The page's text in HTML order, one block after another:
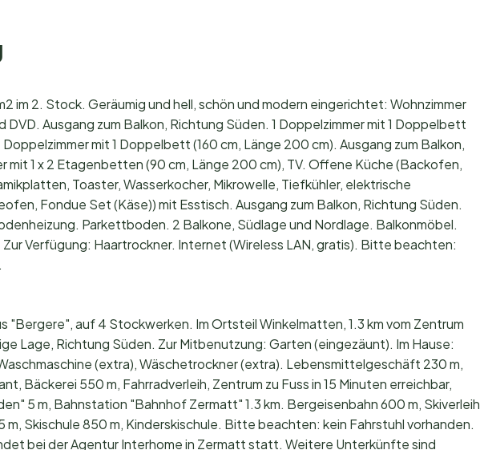
im 2. Stock. Geräumig und hell, schön und modern eingerichtet: Wohnzimmer
DVD. Ausgang zum Balkon, Richtung Süden. 1 Doppelzimmer mit 1 Doppelbett
Doppelzimmer mit 1 Doppelbett (160 cm, Länge 200 cm). Ausgang zum Balkon,
mit 1 x 2 Etagenbetten (90 cm, Länge 200 cm), TV. Offene Küche (Backofen,
Toaster, Wasserkocher, Mikrowelle, Tiefkühler, elektrische
Fondue Set (Käse)) mit Esstisch. Ausgang zum Balkon, Richtung Süden.
Parkettboden. 2 Balkone, Südlage und Nordlage. Balkonmöbel.
Verfügung: Haartrockner. Internet (Wireless LAN, gratis). Bitte beachten:
"Bergere", auf 4 Stockwerken. Im Ortsteil Winkelmatten, 1.3 km vom Zentrum
Lage, Richtung Süden. Zur Mitbenutzung: Garten (eingezäunt). Im Hause:
(extra), Wäschetrockner (extra). Lebensmittelgeschäft 230 m,
Bäckerei 550 m, Fahrradverleih, Zentrum zu Fuss in 15 Minuten erreichbar,
5 m, Bahnstation "Bahnhof Zermatt" 1.3 km. Bergeisenbahn 600 m, Skiverleih
m, Skischule 850 m, Kinderskischule. Bitte beachten: kein Fahrstuhl vorhanden.
bei der Agentur Interhome in Zermatt statt. Weitere Unterkünfte sind